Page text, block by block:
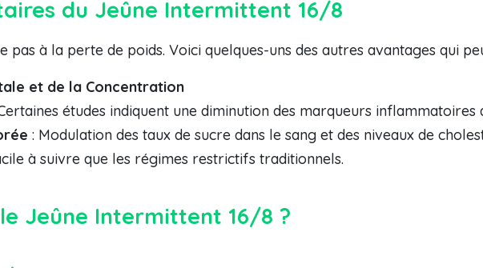
du Jeûne Intermittent 16/8
à la perte de poids. Voici quelques-uns des autres avantages qui
et de la Concentration
études indiquent une diminution des marqueurs inflammatoires
: Modulation des taux de sucre dans le sang et des niveaux de
à suivre que les régimes restrictifs traditionnels.
Jeûne Intermittent 16/8 ?